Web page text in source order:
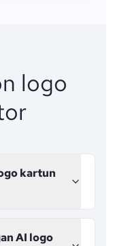
logo
kartun
AI logo